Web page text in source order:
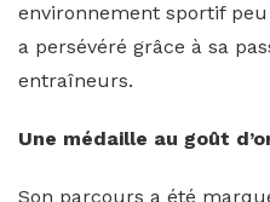
environnement sportif
a persévéré grâce à sa
entraîneurs.
Une médaille au goût
Son parcours a été